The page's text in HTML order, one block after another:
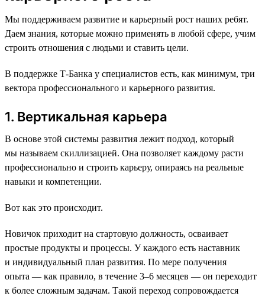
Мы поддерживаем развитие и карьерный рост наших ребят.
Даем знания, которые можно применять в любой сфере, учим
строить отношения с людьми и ставить цели.
В поддержке Т-Банка у специалистов есть, как минимум, три
вектора профессионального и карьерного развития.
1. Вертикальная карьера
В основе этой системы развития лежит подход, который
мы называем скиллизацией. Она позволяет каждому расти
профессионально и строить карьеру, опираясь на реальные
навыки и компетенции.
Вот как это происходит.
Новичок приходит на стартовую должность, осваивает
простые продукты и процессы. У каждого есть наставник
и индивидуальный план развития. По мере получения
опыта — как правило, в течение 3–6 месяцев — он переходит
к более сложным задачам. Такой переход сопровождается